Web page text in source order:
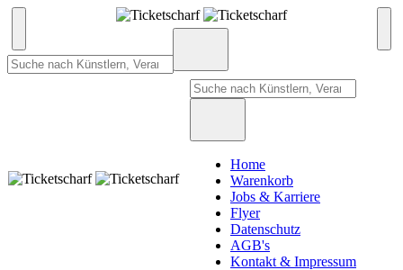
Home
Warenkorb
Jobs & Karriere
Flyer
Datenschutz
AGB's
Kontakt & Impressum